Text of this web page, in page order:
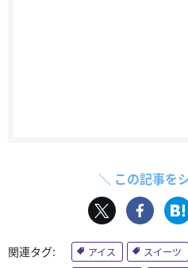
＼ この記事を
アイス スイーツ